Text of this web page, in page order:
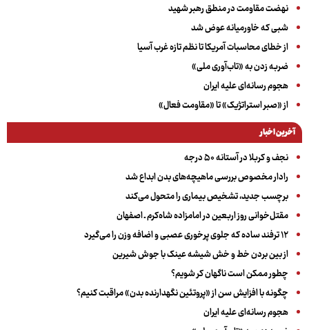
نهضت مقاومت در منطق رهبر شهید
شبی که خاورمیانه عوض شد
از خطای محاسبات آمریکا تا نظم تازه غرب آسیا
ضربه زدن به «تاب‌آوری ملی»
هجوم رسانه‌ای علیه ایران
از «صبر استراتژیک» تا «مقاومت فعال»
آخرین اخبار
نجف و کربلا در آستانه ۵۰ درجه
رادار مخصوص بررسی ماهیچه‌های بدن ابداع شد
برچسب جدید، تشخیص بیماری را متحول می‌کند
مقتل‌خوانی روز اربعین در امامزاده شاه‌کرم ـ اصفهان
۱۲ ترفند ساده که جلوی پرخوری عصبی و اضافه ‌وزن را می‌گیرد
از بین بردن خط و خش شیشه عینک با جوش شیرین
چطور ممکن است ناگهان کر شویم؟
چگونه با افزایش سن از «پروتئین نگهدارنده بدن» مراقبت کنیم؟
هجوم رسانه‌ای علیه ایران